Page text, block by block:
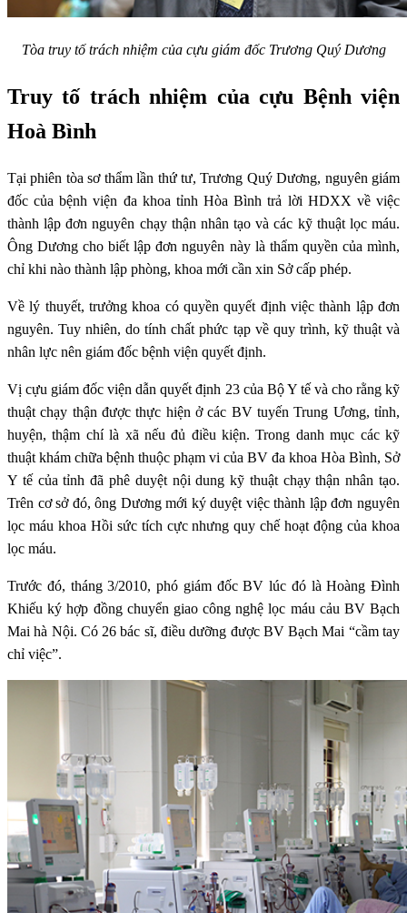
Tòa truy tố trách nhiệm của cựu giám đốc Trương Quý Dương
Truy tố trách nhiệm của cựu Bệnh viện
Hoà Bình
Tại phiên tòa sơ thẩm lần thứ tư, Trương Quý Dương, nguyên giám
đốc của bệnh viện đa khoa tỉnh Hòa Bình trả lời HDXX về việc
thành lập đơn nguyên chạy thận nhân tạo và các kỹ thuật lọc máu.
Ông Dương cho biết lập đơn nguyên này là thẩm quyền của mình,
chỉ khi nào thành lập phòng, khoa mới cần xin Sở cấp phép.
Về lý thuyết, trưởng khoa có quyền quyết định việc thành lập đơn
nguyên. Tuy nhiên, do tính chất phức tạp về quy trình, kỹ thuật và
nhân lực nên giám đốc bệnh viện quyết định.
Vị cựu giám đốc viện dẫn quyết định 23 của Bộ Y tế và cho rằng kỹ
thuật chạy thận được thực hiện ở các BV tuyến Trung Ương, tỉnh,
huyện, thậm chí là xã nếu đủ điều kiện. Trong danh mục các kỹ
thuật khám chữa bệnh thuộc phạm vi của BV đa khoa Hòa Bình, Sở
Y tế của tỉnh đã phê duyệt nội dung kỹ thuật chạy thận nhân tạo.
Trên cơ sở đó, ông Dương mới ký duyệt việc thành lập đơn nguyên
lọc máu khoa Hồi sức tích cực nhưng quy chế hoạt động của khoa
lọc máu.
Trước đó, tháng 3/2010, phó giám đốc BV lúc đó là Hoàng Đình
Khiếu ký hợp đồng chuyển giao công nghệ lọc máu cảu BV Bạch
Mai hà Nội. Có 26 bác sĩ, điều dưỡng được BV Bạch Mai “cầm tay
chỉ việc”.